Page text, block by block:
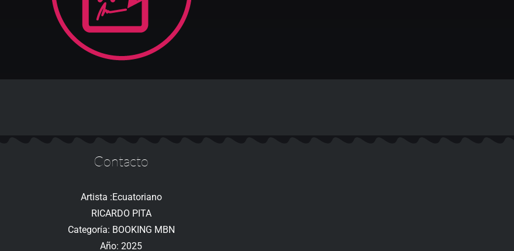
Contacto
Artista :Ecuatoriano
RICARDO PITA
Categoría: BOOKING MBN
Año: 2025